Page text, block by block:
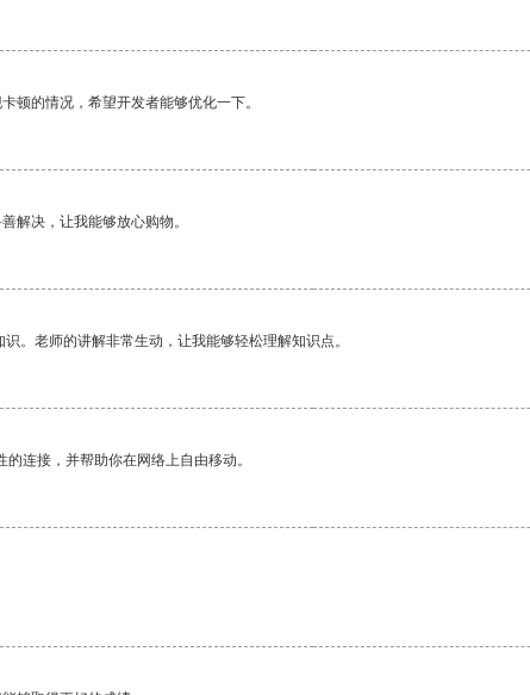
顿的情况，希望开发者能够优化一下。
解决，让我能够放心购物。
。老师的讲解非常生动，让我能够轻松理解知识点。
连接，并帮助你在网络上自由移动。